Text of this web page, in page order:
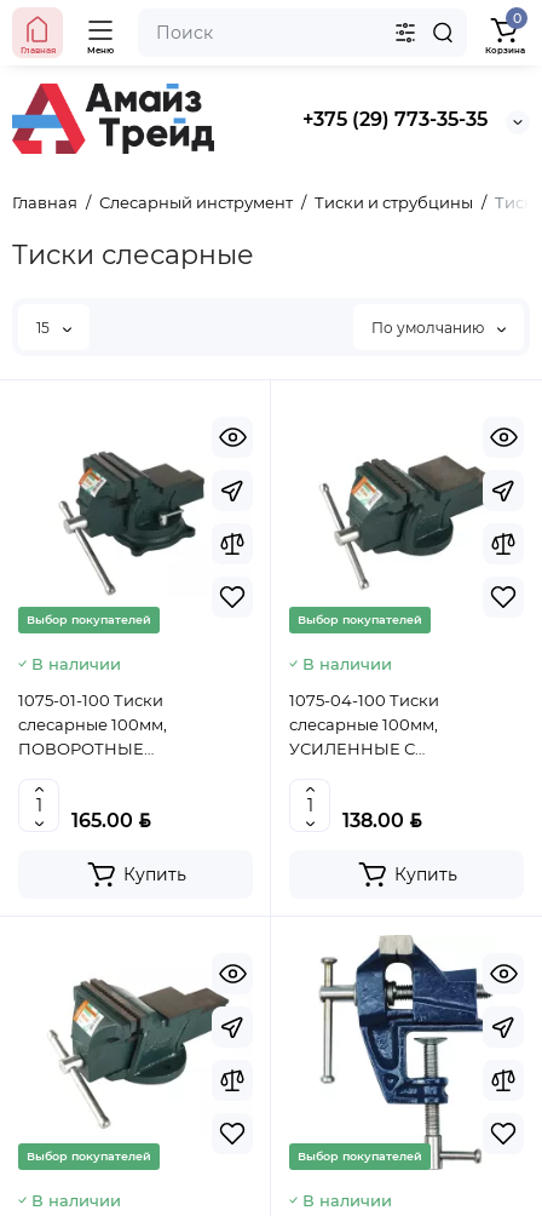
+375 (29) 773-35-35
Главная Меню
0
Корзина
Главная Слесарный инструмент Тиски и струбцины
Тиски слесарные
15 По умолчанию
Выбор покупателей
В наличии
1075-01-100 Тиски
слесарные 100мм,
ПОВОРОТНЫЕ
4607080015755 (CN)
165.00 BYN
Купить
Выбор покупателей
В наличии
1075-04-100 Тиски
слесарные 100мм,
УСИЛЕННЫЕ С
4607113265874 (CN)
138.00 BYN
Купить
Выбор покупателей
В наличии
Выбор покупателей
В наличии